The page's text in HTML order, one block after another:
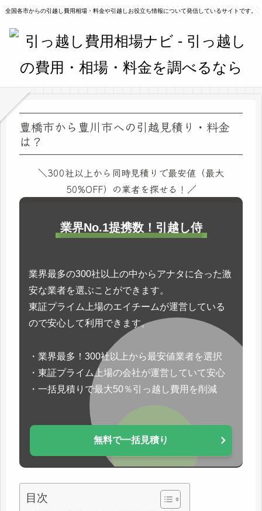
全国各市からの引越し費用相場・料金や引越しお役立ち情報について発信しているサイトです。
豊橋市から豊川市への引越見積り・料金
は？
＼300社以上から同時見積りで最安値（最大
50%OFF）の業者を探せる！／
業界No.1提携数！引越し侍
業界最多の300社以上の中からアナタに合った激
安な業者を選ぶことができます。
東証プライム上場のエイチームが運営している
ので安心して利用できます。
・業界最多！300社以上から最安値業者を選択
・東証プライム上場の会社が運営していて安心
・一括見積りで最大50％引っ越し費用を削減
無料で一括見積り
目次